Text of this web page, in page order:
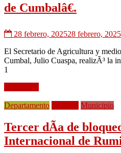
de Cumbalâ€.
28 febrero, 202528 febrero, 2025
El Secretario de Agricultura y
Cumbal, Julio Cuaspa, realizÃ³ la
1
Departamento Municipio
Tercer dÃ­a de
Internacional de